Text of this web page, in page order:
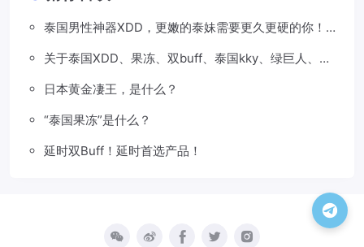
泰国男性神器XDD，更嫩的泰妹需要更久更硬的你！
关于泰国XDD、果冻、双buff、泰国kky、绿巨人、粉
日本黄金凄王，是什么？
“泰国果冻”是什么？
延时双Buff！延时首选产品！